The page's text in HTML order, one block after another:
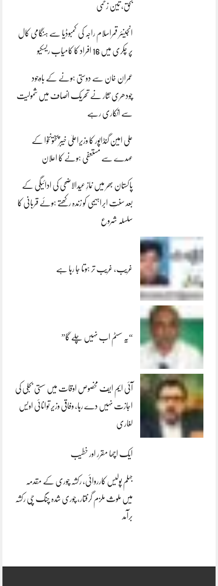
بحق، تین زخمی
انجینئر قمراسلام راجہ کی کمبوڈیا سے ہنگامی کال
پر چکری میں 16 افراد کا کامیاب ریسکیو
عمران خان سے دوستی ہونے کے باوجود
چودھری نثار نے تحریک انصاف میں شمولیت
سے انکاری رہے
علی امین گنڈاپور کا وزیراعلیٰ خیبرپختونخوا کے
عہدے سے مستعفی ہونے کا اعلان
پاکستان بھر میں نمازِ عیدالاضحی کی ادائیگی کے
بعد سنتِ ابراہیمی کو زندہ رکھتے ہوئے قربانی کا
سلسلہ شروع
غریب، غریب تر ہوتا جا رہا ہے
“یہ سسٹم اب نہیں چلے گا”
آئی ایم ایف مخصوص اوقات میں سستی بجلی کی
اجازت نہیں دے رہا، وفاقی وزیر توانائی اویس
لغاری
ایک اچھا مقرر اور خطیب
جہلم پولیس کارروائی، رکشہ چوری کے مقدمہ
میں ملوث ملزم گرفتار، چوری شدہ چنگ چی رکشہ
برآمد